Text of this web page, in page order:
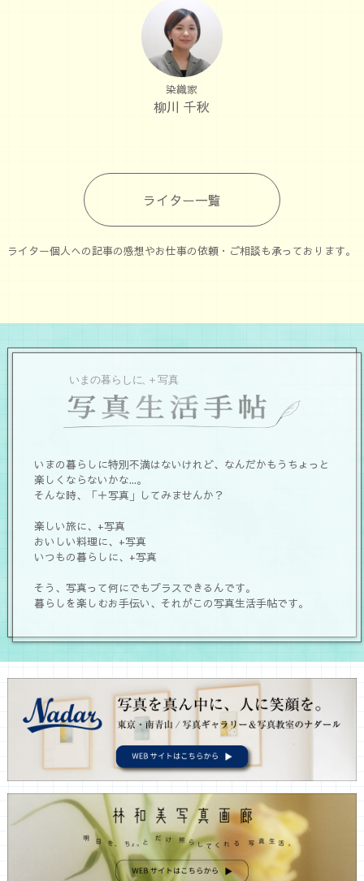
染織家
柳川 千秋
ライター一覧
ライター個人への記事の感想やお仕事の依頼・ご相談も承っております。
いまの暮らしに特別不満はないけれど、なんだかもうちょっと
楽しくならないかな...。
そんな時、「＋写真」してみませんか？
楽しい旅に、+写真
おいしい料理に、+写真
いつもの暮らしに、+写真
そう、写真って何にでもプラスできるんです。
暮らしを楽しむお手伝い、それがこの写真生活手帖です。